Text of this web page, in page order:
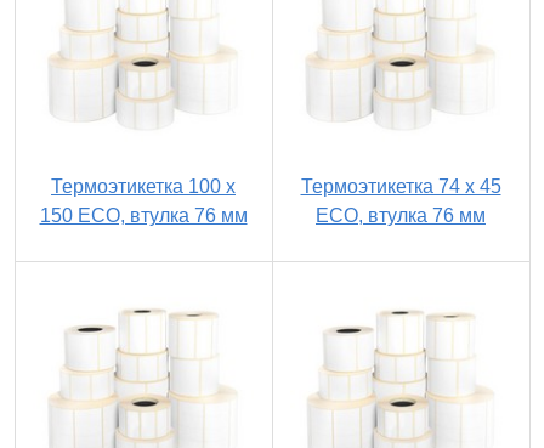
Термоэтикетка 100 х
150 ECO, втулка 76 мм
Термоэтикетка 74 х 45
ECO, втулка 76 мм